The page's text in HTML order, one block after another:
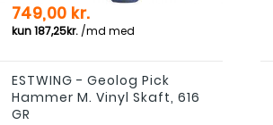
Pris
749,00 kr.
ESTWING - Geolog Pick
Hammer M. Vinyl Skaft, 616
GR